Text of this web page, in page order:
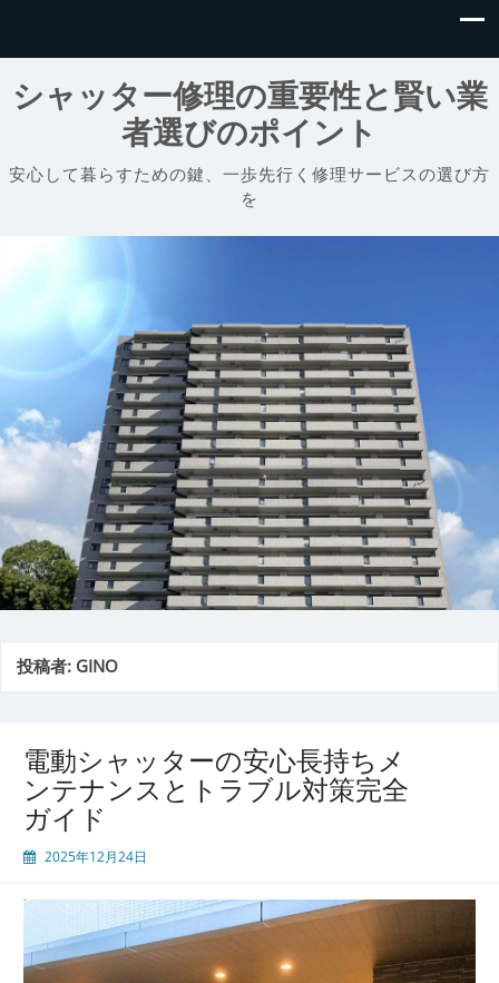
シャッター修理の重要性と賢い業
者選びのポイント
安心して暮らすための鍵、一歩先行く修理サービスの選び方
を
投稿者: GINO
電動シャッターの安心長持ちメ
ンテナンスとトラブル対策完全
ガイド
2025年12月24日